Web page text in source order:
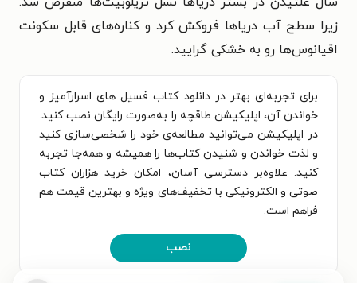
زیرا سطح آب دریاها فروکش کرد و کناره‌های قابل سکونت
اقیانوس‌ها رو به خشکی گرایید.
برای تجربه‌ای بهتر در دانلود کتاب فسیل های اسرارآمیز و
خواندن آن، اپلیکیشن طاقچه را به‌صورت رایگان نصب کنید.
در اپلیکیشن می‌توانید مطالعه‌ی خود را شخصی‌سازی کنید
و لذت خواندن و شنیدن کتاب‌ها را همیشه و همه‌جا تجربه
کنید. علاوه‌بر دسترسی آسان، امکان خرید هزاران کتاب
صوتی و الکترونیکی با تخفیف‌های ویژه و بهترین قیمت هم
فراهم است.
نصب